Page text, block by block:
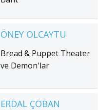
ÖNEY OLCAYTU
Bread & Puppet Theater
ve Demon'lar
ERDAL ÇOBAN